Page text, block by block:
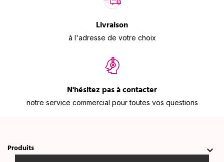
Livraison
à l'adresse de votre choix
N'hésitez pas à contacter
notre service commercial pour toutes vos questions
Produits 